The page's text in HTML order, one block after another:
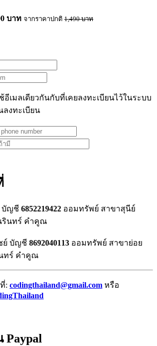
บาท จากราคาปกติ 1,490บาท
เมลเดียวกันกับที่เคยลงทะเบียนไว้ในระบบ
ลงทะเบียน
บัญชี 6852219422 ออมทรัพย์ สาขาสุนีย์
รินทร์ คำคูณ
ย์ บัญชี 8692040113 ออมทรัพย์ สาขาย่อย
ทร์ คำคูณ
: codingthailand@gmail.com หรือ
Paypal